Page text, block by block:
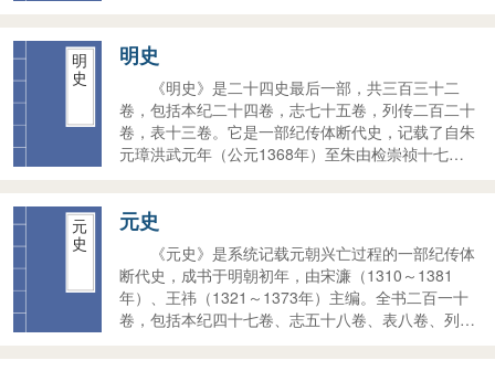
明
史
明史
《明史》是二十四史最后一部，共三百三十二
卷，包括本纪二十四卷，志七十五卷，列传二百二十
卷，表十三卷。它是一部纪传体断代史，记载了自朱
元璋洪武元年（公元1368年）至朱由检崇祯十七年
是大大超过了以前诸史。《明史》虽有一些曲笔隐讳
之处，但仍得到后世史家广泛的好评。
元
史
元史
《元史》是系统记载元朝兴亡过程的一部纪传体
断代史，成书于明朝初年，由宋濂（1310～1381
年）、王祎（1321～1373年）主编。全书二百一十
卷，包括本纪四十七卷、志五十八卷、表八卷、列传